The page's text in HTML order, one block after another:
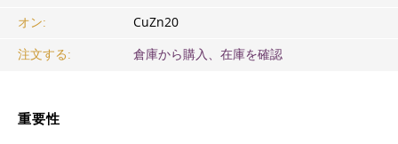
オン:
CuZn20
注文する:
倉庫から購入、在庫を確認
重要性